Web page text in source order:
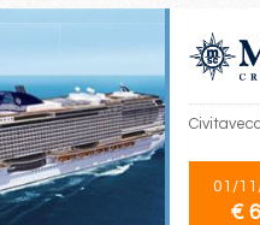
01/
€